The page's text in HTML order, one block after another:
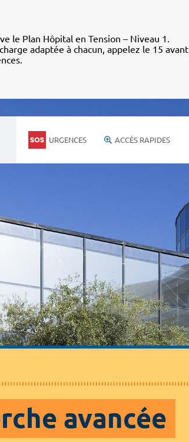
le Plan Hôpital en Tension – Niveau 1.
adaptée à chacun, appelez le 15 avant
URGENCES ACCÈS RAPIDES
avancée